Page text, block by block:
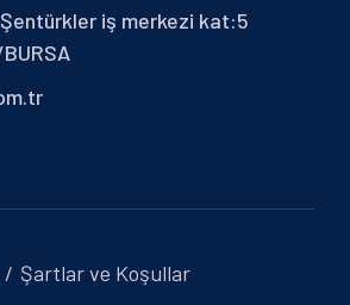
Şentürkler iş merkezi kat:5
Şartlar ve Koşullar